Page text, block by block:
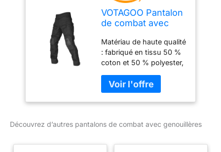
au tir, la chasse en plein
air, le tir à l'airsoft ou au
paintball, le port
scènes différentes.
Contenu : 1 pantalon (y
compris une paire de
genouillères)
VOTAGOO Pantalon
de combat avec
pour la chasse, le
paintball, l'airsoft,
noir, S
Matériau de haute qualité
: fabriqué en tissu 50 %
coton et 50 % polyester,
fabriquée en matériau
YKK de haute qualité, qui
a une excellente
confortable, respirant et
améliorée : amélioration
Découvrez d’autres pantalons de combat avec genouillères